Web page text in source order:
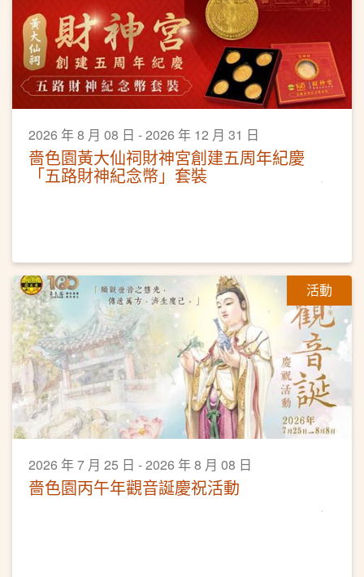
2026 年 8 月 08 日 - 2026 年 12 月 31 日
嗇色園黃大仙祠財神宮創建五周年紀慶
「五路財神紀念幣」套裝
活動
2026 年 7 月 25 日 - 2026 年 8 月 08 日
嗇色園丙午年觀音誕慶祝活動